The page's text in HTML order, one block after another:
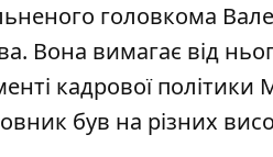
головкома
Вона вимагає від
кадрової політики
був на різних